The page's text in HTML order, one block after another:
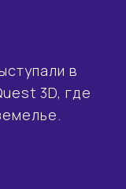
в
3D, где